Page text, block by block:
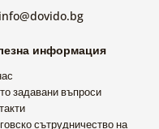
info@dovido.bg
информация
задавани въпроси
сътрудничество на